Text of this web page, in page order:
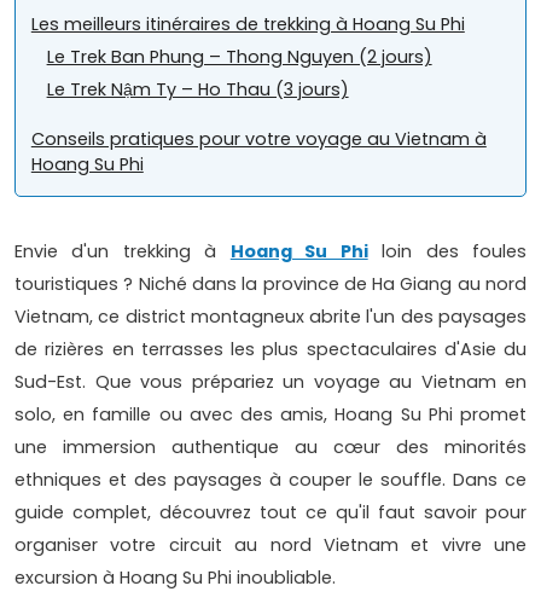
Les meilleurs itinéraires de trekking à Hoang Su Phi
Le Trek Ban Phung – Thong Nguyen (2 jours)
Le Trek Nậm Ty – Ho Thau (3 jours)
Conseils pratiques pour votre voyage au Vietnam à
Hoang Su Phi
Envie d'un trekking à Hoang Su Philoin des foules
touristiques ? Niché dans la province de Ha Giang au nord
Vietnam, ce district montagneux abrite l'un des paysages
de rizières en terrasses les plus spectaculaires d'Asie du
Sud-Est. Que vous prépariez un voyage au Vietnam en
solo, en famille ou avec des amis, Hoang Su Phi promet
une immersion authentique au cœur des minorités
ethniques et des paysages à couper le souffle. Dans ce
guide complet, découvrez tout ce qu'il faut savoir pour
organiser votre circuit au nord Vietnam et vivre une
excursion à Hoang Su Phi inoubliable.